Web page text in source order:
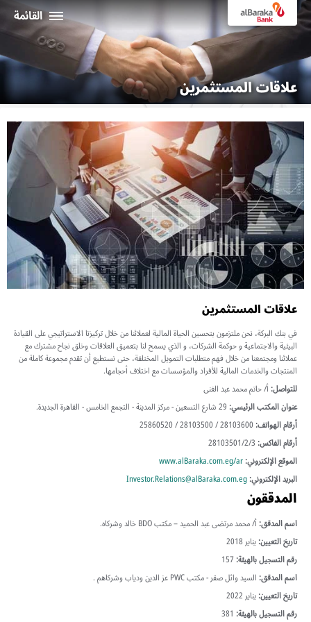
القائمة
الشركـات
نبذة عن البركة
خدمات الإنترنت البنكي
ثراء
ماكينات الصراف الألي و الفروع
19373
البـــلاد
علاقات المستثمرين
علاقات المستثمرين
في بنك البركة، نحن ملتزمون بتحسين الحياة المالية لعملائنا من خلال تركيزنا الاستراتيجي على القيادة
البيئية والاجتماعية و حوكمة الشركات، و الذي يسمح لنا بتعميق العلاقات وخلق نجاح مشترك مع
عملائنا ومجتمعنا من خلال فهم متطلبات التمويل المختلفة، حتى نستطيع أن تقدم مجموعة كاملة من
المنتجات والخدمات المالية للأفراد والمؤسسات مع اختلاف أحجامها.
للتواصل:أ/ حاتم محمد عبد الغنى
عنوان المكتب الرئيسي:
أرقام الهواتف:
أرقام الفاكس:
الموقع الإلكتروني:www.alBaraka.com.eg/ar
البريد الإلكتروني:Investor.Relations@alBaraka.com.eg
المدققون
اسم المدقق:أ/ محمد مرتضى عبد الحميد – مكتب BDO خالد وشركاه.
تاريخ التعيين:يناير 2018
رقم التسجيل بالهيئة:
اسم المدقق: السيد وائل صقر - مكتب PWC عز الدين ودياب وشركاهم .
تاريخ التعيين:يناير 2022
رقم التسجيل بالهيئة: